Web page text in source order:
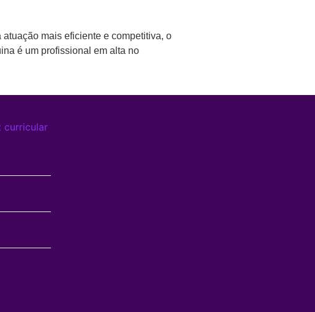
mais eficiente e competitiva, o
é um profissional em alta no
curricular